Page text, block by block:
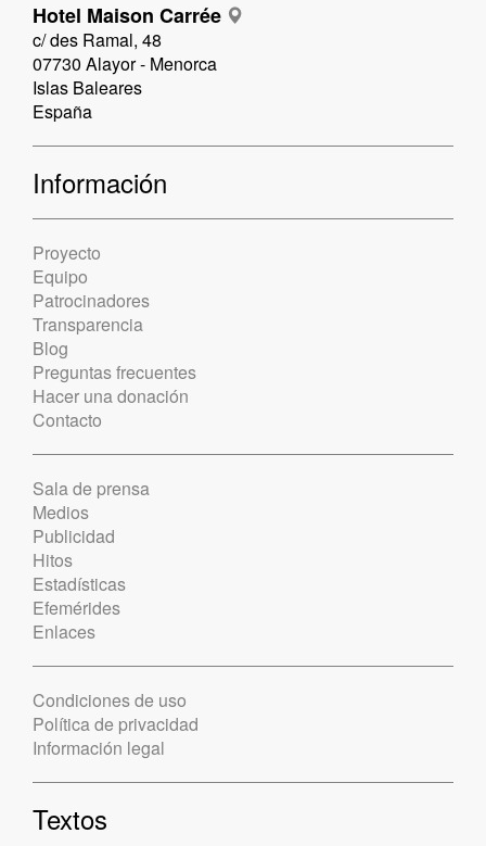
Hotel Maison Carrée
c/ des Ramal, 48
07730 Alayor - Menorca
Islas Baleares
España
Información
Proyecto
Equipo
Patrocinadores
Transparencia
Blog
Preguntas frecuentes
Hacer una donación
Contacto
Sala de prensa
Medios
Publicidad
Hitos
Estadísticas
Efemérides
Enlaces
Condiciones de uso
Política de privacidad
Información legal
Textos